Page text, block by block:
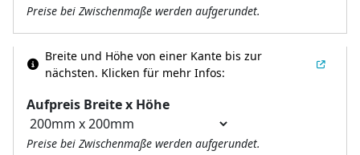
Preise bei Zwischenmaße werden aufgerundet.
Aufpreis Breite x Höhe
Breite und Höhe von einer Kante bis zur
nächsten. Klicken für mehr Infos:
Preise bei Zwischenmaße werden aufgerundet.